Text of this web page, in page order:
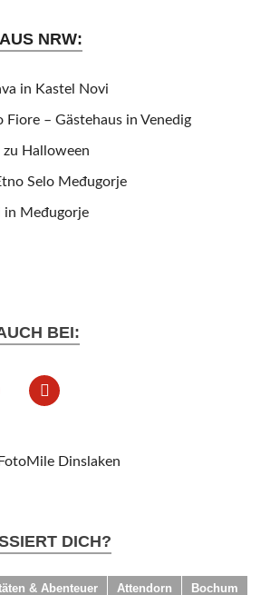
NRW:
in Kastel Novi
Fiore – Gästehaus in Venedig
Halloween
Selo Međugorje
in Međugorje
BEI:
DICH?
& Abenteuer Attendorn
Bochum